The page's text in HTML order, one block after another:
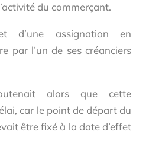
du commerçant.
d’une assignation en
par l’un de ses créanciers
alors que cette
car le point de départ du
être fixé à la date d’effet